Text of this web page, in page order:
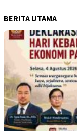
BERITA UTAMA